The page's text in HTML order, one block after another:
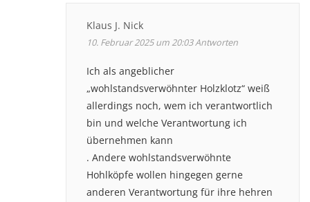
Klaus J. Nick
10. Februar 2025 um 20:03Antworten
Ich als angeblicher
„wohlstandsverwöhnter Holzklotz“ weiß
allerdings noch, wem ich verantwortlich
bin und welche Verantwortung ich
übernehmen kann
. Andere wohlstandsverwöhnte
Hohlköpfe wollen hingegen gerne
anderen Verantwortung für ihre hehren